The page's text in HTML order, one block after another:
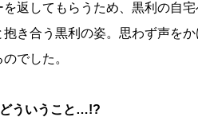
を返してもらうため、黒利の自
抱き合う黒利の姿。思わず声を
でした。
ういうこと…!?